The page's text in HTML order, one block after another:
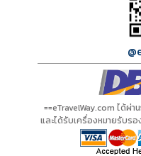
==eTravelWay.com ได้ผ่
และได้รับเครื่องหมายรับร